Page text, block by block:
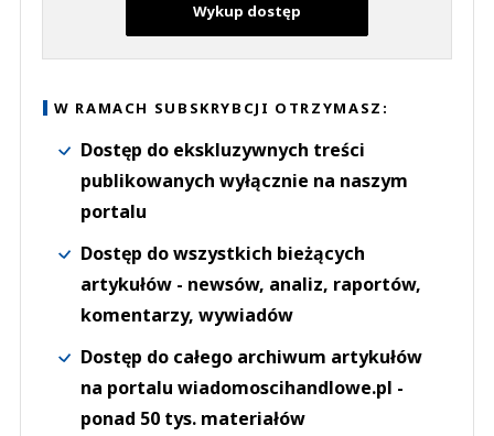
Wykup dostęp
W RAMACH SUBSKRYBCJI OTRZYMASZ:
Dostęp do ekskluzywnych treści
publikowanych wyłącznie na naszym
portalu
Dostęp do wszystkich bieżących
artykułów - newsów, analiz, raportów,
komentarzy, wywiadów
Dostęp do całego archiwum artykułów
na portalu wiadomoscihandlowe.pl -
ponad 50 tys. materiałów